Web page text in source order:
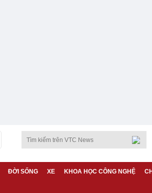
ĐỜI SỐNG XE KHOA HỌC CÔNG NGHỆ